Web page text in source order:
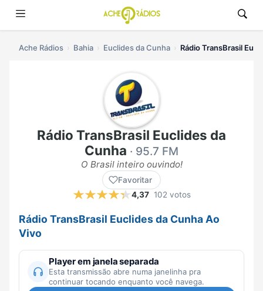
Ache Rádios Bahia Euclides da Cunha Rádio TransBrasil
Rádio TransBrasil Euclides da
Cunha · 95.7 FM
O Brasil inteiro ouvindo!
Favoritar
4,37 102 votos
Rádio TransBrasil Euclides da Cunha Ao
Vivo
Player em janela separada
Esta transmissão abre numa janelinha pra
continuar tocando enquanto você navega.